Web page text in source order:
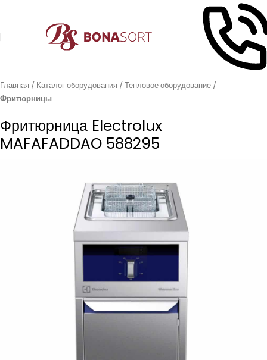
Главная Каталог оборудования
Тепловое оборудование
Фритюрницы
Фритюрница Electrolux
MAFAFADDAO 588295